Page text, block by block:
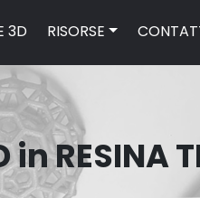
3D RISORSE
RESINA